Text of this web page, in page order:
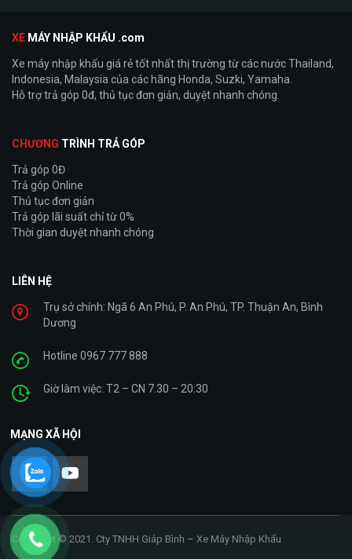
XE MÁY NHẬP KHẨU .com
Xe máy nhập khẩu giá rẻ tốt nhất thị trường từ các nước Thailand,
Indonesia, Malaysia của các hãng Honda, Suzki, Yamaha.
Hỗ trợ trả góp 0đ, thủ tục đơn giản, duyệt nhanh chóng.
CHƯƠNG TRÌNH TRẢ GÓP
Trả góp 0Đ
Trả góp Online
Thủ tục đơn giản
Trả góp lãi suất chỉ từ 0%
Thời gian duyệt nhanh chóng
LIÊN HỆ
Trụ sở chính: Ngã 6 An Phú, P. An Phú, TP. Thuận An, Bình
Dương
Hotline 0967 777 888
Giờ làm việc: T2 – CN 7.30 – 20:30
MẠNG XÃ HỘI
Copyright © 2021. Cty TNHH Giáp Bình – Xe Máy Nhập Khẩu